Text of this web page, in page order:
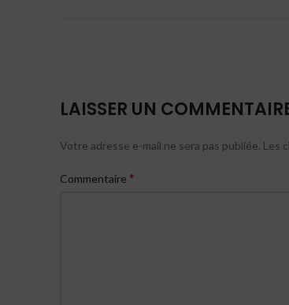
LAISSER UN
Votre adresse e-mail ne sera pas publiée. Les
Commentaire *